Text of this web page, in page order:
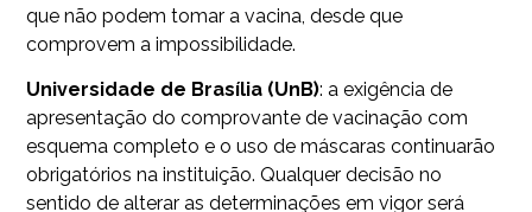
que não podem tomar a vacina, desde que
comprovem a impossibilidade.
Universidade de Brasília (UnB): a exigência de
apresentação do comprovante de vacinação com
esquema completo e o uso de máscaras continuarão
obrigatórios na instituição. Qualquer decisão no
sentido de alterar as determinações em vigor será